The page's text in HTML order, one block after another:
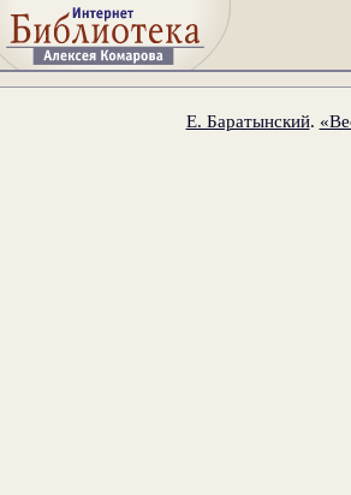
Е. Баратынский.